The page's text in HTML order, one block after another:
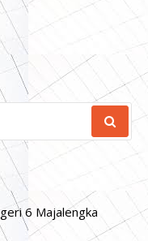
6 Majalengka